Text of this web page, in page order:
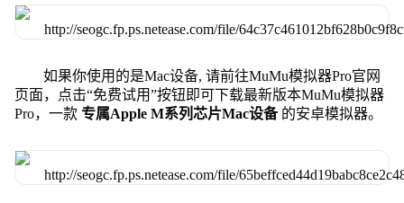
如果你使用的是Mac设备, 请前往MuMu模拟器Pro官网
页面，点击“免费试用”按钮即可下载最新版本MuMu模拟器
Pro，一款 专属Apple M系列芯片Mac设备 的安卓模拟器。